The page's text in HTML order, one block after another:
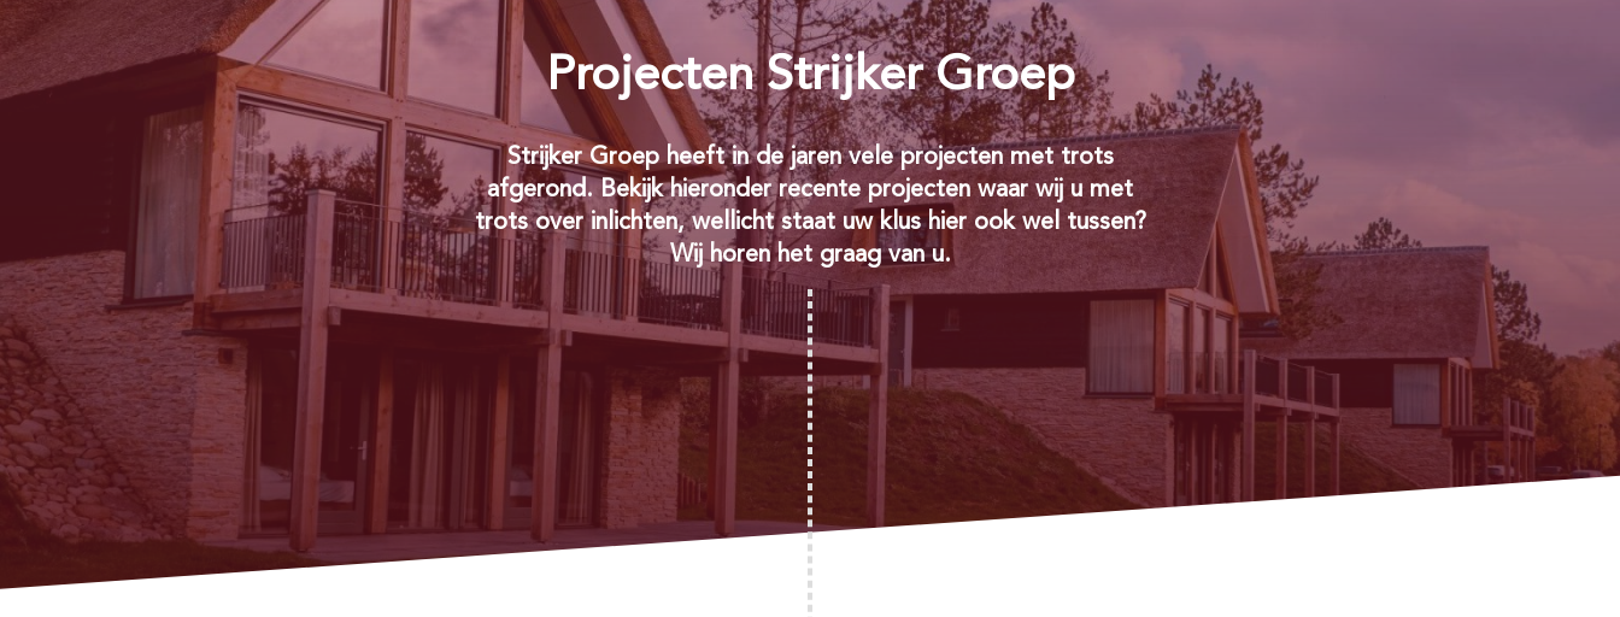
Projecten Strijker Groep
Strijker Groep heeft in de jaren vele projecten met trots
afgerond. Bekijk hieronder recente projecten waar wij u met
trots over inlichten, wellicht staat uw klus hier ook wel tussen?
Wij horen het graag van u.